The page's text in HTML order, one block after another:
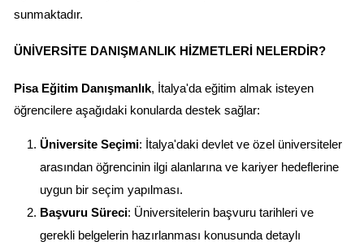
sunmaktadır.
ÜNIVERSITE DANIŞMANLIK HIZMETLERI NELERDIR?
Pisa Eğitim Danışmanlık, İtalya'da eğitim almak isteyen
öğrencilere aşağıdaki konularda destek sağlar:
Üniversite Seçimi: İtalya'daki devlet ve özel üniversiteler
arasından öğrencinin ilgi alanlarına ve kariyer hedeflerine
uygun bir seçim yapılması.
Başvuru Süreci: Üniversitelerin başvuru tarihleri ve
gerekli belgelerin hazırlanması konusunda detaylı